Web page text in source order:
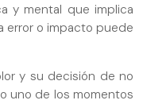
y mental que implica
error o impacto puede
y su decisión de no
uno de los momentos